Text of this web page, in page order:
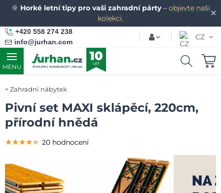
✕
🌞 Horké letní tipy pro vaši zahradní párty– objevte naši
kolekci.
+420 558 274 238
info@jurhan.com
CZ
MENU
Zahradní nábytek
Pivní set MAXI sklápěcí, 220cm,
přírodní hnědá
★★★★★
★★★★★
★★★★★ 20 hodnocení